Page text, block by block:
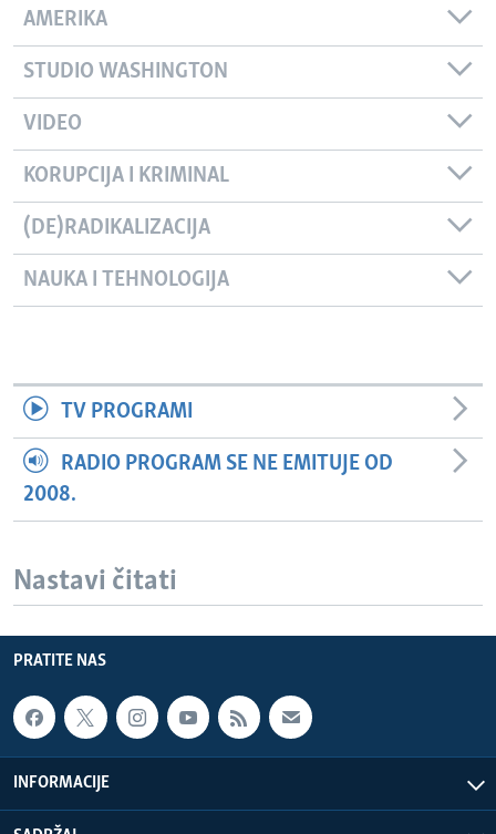
AMERIKA
STUDIO WASHINGTON
VIDEO
KORUPCIJA I KRIMINAL
(DE)RADIKALIZACIJA
NAUKA I TEHNOLOGIJA
TV PROGRAMI
RADIO PROGRAM SE NE EMITUJE OD
2008.
Nastavi čitati
PRATITE NAS
INFORMACIJE